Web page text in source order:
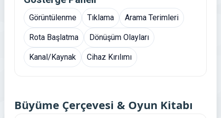
Görüntülenme Tıklama Arama Terimleri
Rota Başlatma Dönüşüm Olayları
Kanal/Kaynak Cihaz Kırılımı
Büyüme Çerçevesi & Oyun Kitabı